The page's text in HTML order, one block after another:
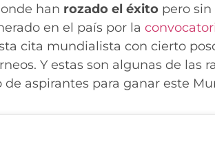
han rozado el éxitopero sin
en el país por la
cita mundialista con cierto
Y estas son algunas de las
de aspirantes para ganar este